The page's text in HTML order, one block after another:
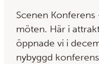
Scenen Konferens
möten. Här i
öppnade vi i
nybyggd